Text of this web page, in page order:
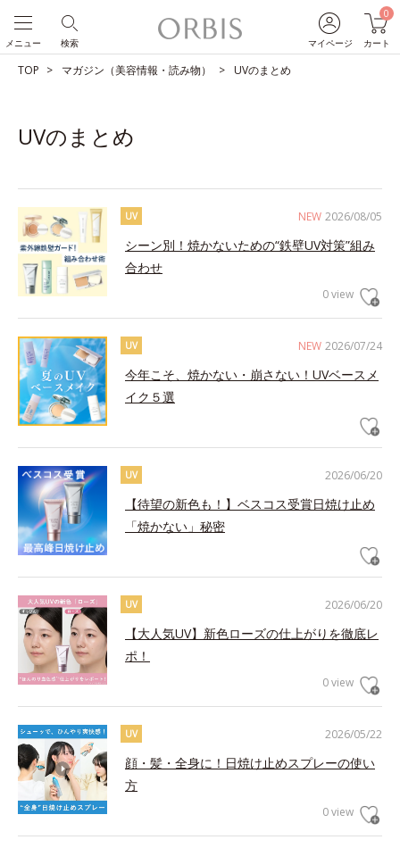
マイページ
0
カート
検索
メニュー
TOP マガジン（美容情報・読み物） UVのまとめ
UVのまとめ
NEW 2026/08/05
UV
シーン別！焼かないための“鉄壁UV対策”組み
合わせ
0 view
NEW 2026/07/24
UV
今年こそ、焼かない・崩さない！UVベースメ
イク５選
2026/06/20
UV
【待望の新色も！】ベスコス受賞日焼け止め
「焼かない」秘密
2026/06/20
UV
【大人気UV】新色ローズの仕上がりを徹底レ
ポ！
0 view
2026/05/22
UV
顔・髪・全身に！日焼け止めスプレーの使い
方
0 view